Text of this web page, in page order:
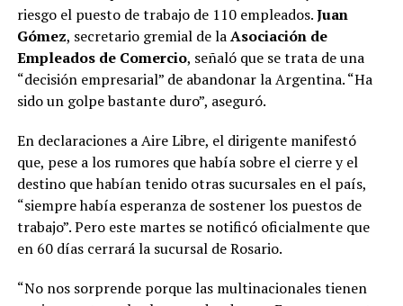
riesgo el puesto de trabajo de 110 empleados.Juan
Gómez, secretario gremial de laAsociación de
Empleados de Comercio, señaló que se trata de una
“decisión empresarial” de abandonar la Argentina. “Ha
sido un golpe bastante duro”, aseguró.
En declaraciones a Aire Libre, el dirigente manifestó
que, pese a los rumores que había sobre el cierre y el
destino que habían tenido otras sucursales en el país,
“siempre había esperanza de sostener los puestos de
trabajo”. Pero este martes se notificó oficialmente que
en 60 días cerrará la sucursal de Rosario.
“No nos sorprende porque las multinacionales tienen